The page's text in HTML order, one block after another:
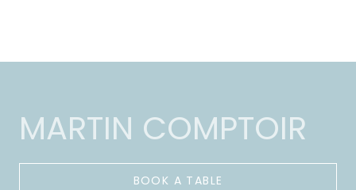
MARTIN COMPTOIR
BOOK A TABLE